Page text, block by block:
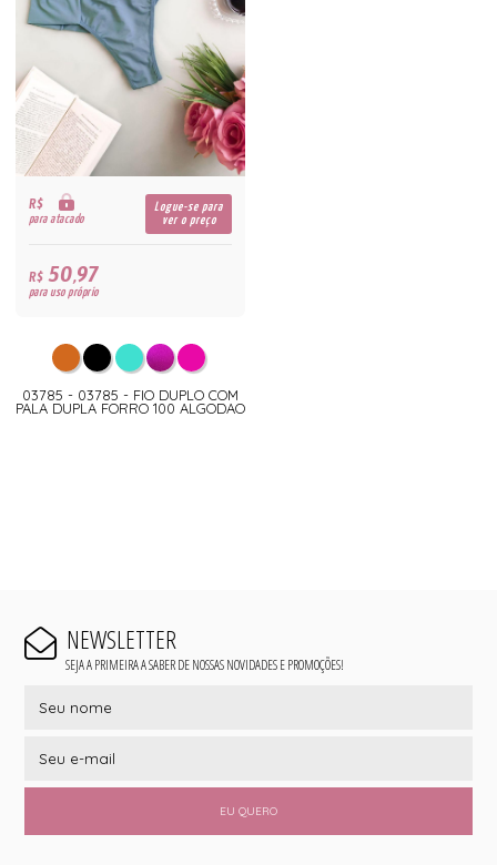
R$
para atacado
Logue-se para
ver o preço
R$50,97
para uso próprio
03785 - 03785 - FIO DUPLO COM
PALA DUPLA FORRO 100 ALGODAO
NEWSLETTER
SEJA A PRIMEIRA A SABER DE NOSSAS NOVIDADES E PROMOÇÕES!
EU QUERO